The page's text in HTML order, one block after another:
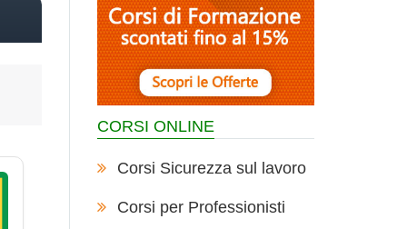
CORSI ONLINE
Corsi Sicurezza sul lavoro
Corsi per Professionisti